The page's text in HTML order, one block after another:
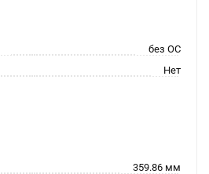
без ОС
Нет
359.86 мм